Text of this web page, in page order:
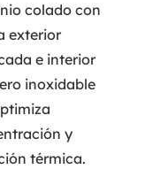
colado con
exterior
e interior
inoxidable
y
térmica.